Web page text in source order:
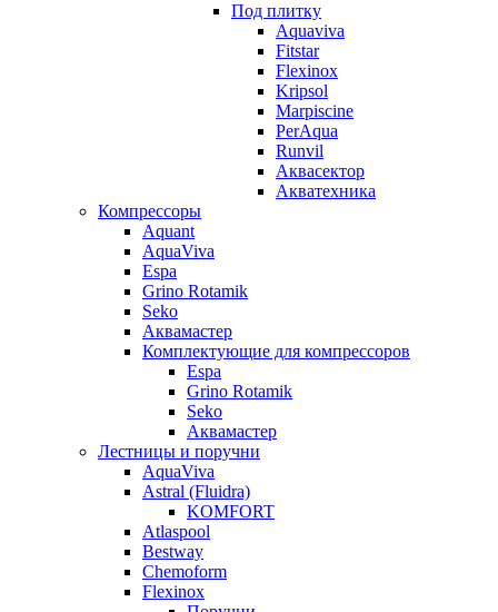
Под плитку
Aquaviva
Fitstar
Flexinox
Kripsol
Marpiscine
PerAqua
Runvil
Аквасектор
Акватехника
Компрессоры
Aquant
AquaViva
Espa
Grino Rotamik
Seko
Аквамастер
Комплектующие для компрессоров
Espa
Grino Rotamik
Seko
Аквамастер
Лестницы и поручни
AquaViva
Astral (Fluidra)
KOMFORT
Atlaspool
Bestway
Chemoform
Flexinox